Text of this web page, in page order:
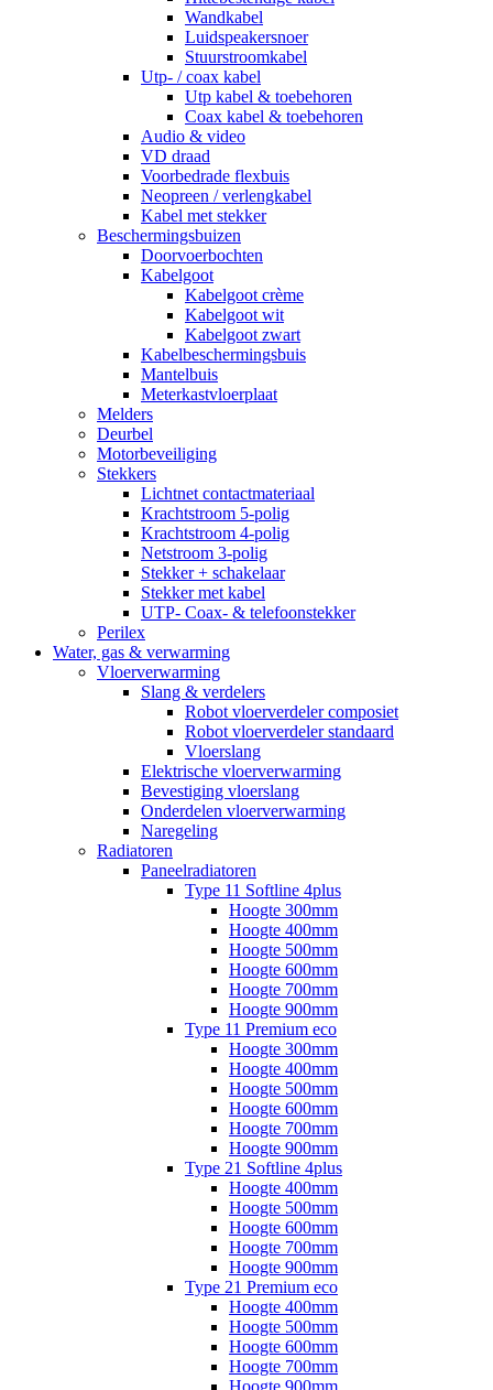
Wandkabel
Luidspeakersnoer
Stuurstroomkabel
Utp- / coax kabel
Utp kabel & toebehoren
Coax kabel & toebehoren
Audio & video
VD draad
Voorbedrade flexbuis
Neopreen / verlengkabel
Kabel met stekker
Beschermingsbuizen
Doorvoerbochten
Kabelgoot
Kabelgoot crème
Kabelgoot wit
Kabelgoot zwart
Kabelbeschermingsbuis
Mantelbuis
Meterkastvloerplaat
Melders
Deurbel
Motorbeveiliging
Stekkers
Lichtnet contactmateriaal
Krachtstroom 5-polig
Krachtstroom 4-polig
Netstroom 3-polig
Stekker + schakelaar
Stekker met kabel
UTP- Coax- & telefoonstekker
Perilex
Water, gas & verwarming
Vloerverwarming
Slang & verdelers
Robot vloerverdeler composiet
Robot vloerverdeler standaard
Vloerslang
Elektrische vloerverwarming
Bevestiging vloerslang
Onderdelen vloerverwarming
Naregeling
Radiatoren
Paneelradiatoren
Type 11 Softline 4plus
Hoogte 300mm
Hoogte 400mm
Hoogte 500mm
Hoogte 600mm
Hoogte 700mm
Hoogte 900mm
Type 11 Premium eco
Hoogte 300mm
Hoogte 400mm
Hoogte 500mm
Hoogte 600mm
Hoogte 700mm
Hoogte 900mm
Type 21 Softline 4plus
Hoogte 400mm
Hoogte 500mm
Hoogte 600mm
Hoogte 700mm
Hoogte 900mm
Type 21 Premium eco
Hoogte 400mm
Hoogte 500mm
Hoogte 600mm
Hoogte 700mm
Hoogte 900mm